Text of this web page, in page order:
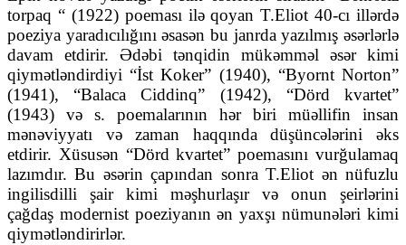
torpaq “ (1922) poeması ilə qoyan T.Eliot 40-cı illərdə
poeziya yaradıcılığını əsasən bu janrda yazılmış əsərlərlə
davam etdirir. Ədəbi tənqidin mükəmməl əsər kimi
qiymətləndirdiyi “İst Koker” (1940), “Byornt Norton”
(1941), “Balaca Ciddinq” (1942), “Dörd kvartet”
(1943) və s. poemalarının hər biri müəllifin insan
mənəviyyatı və zaman haqqında düşüncələrini əks
etdirir. Xüsusən “Dörd kvartet” poemasını vurğulamaq
lazımdır. Bu əsərin çapından sonra T.Eliot ən nüfuzlu
ingilisdilli şair kimi məşhurlaşır və onun şeirlərini
çağdaş modernist poeziyanın ən yaxşı nümunələri kimi
qiymətləndirirlər.